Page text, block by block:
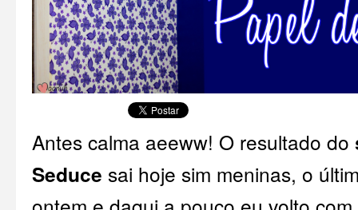
Antes calma aeeww! O resultado do
Seduce sai hoje sim meninas, o